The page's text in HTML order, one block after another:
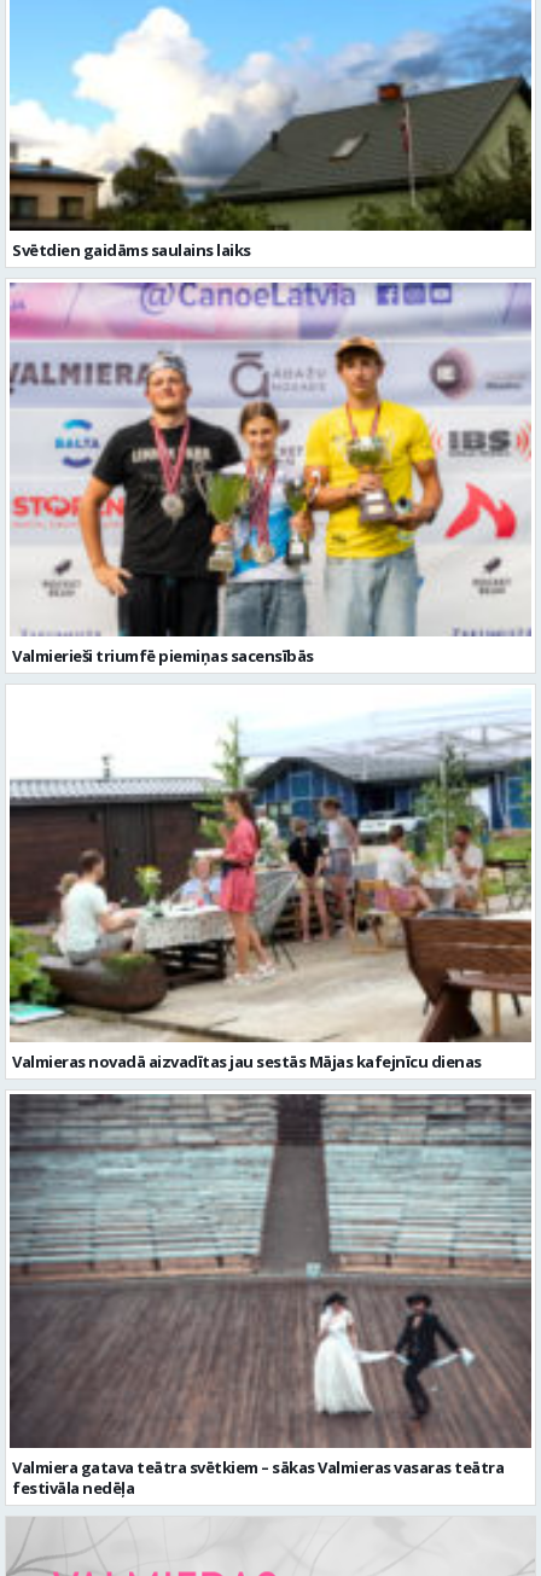
Svētdien gaidāms saulains laiks
Valmierieši triumfē piemiņas sacensībās
Valmieras novadā aizvadītas jau sestās Mājas kafejnīcu dienas
Valmiera gatava teātra svētkiem – sākas Valmieras vasaras teātra
festivāla nedēļa